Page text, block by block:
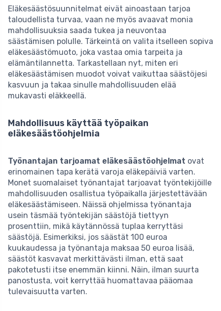
Eläkesäästösuunnitelmat eivät ainoastaan tarjoa
taloudellista turvaa, vaan ne myös avaavat monia
mahdollisuuksia saada tukea ja neuvontaa
säästämisen polulle. Tärkeintä on valita itselleen sopiva
eläkesäästömuoto, joka vastaa omia tarpeita ja
elämäntilannetta. Tarkastellaan nyt, miten eri
eläkesäästämisen muodot voivat vaikuttaa säästöjesi
kasvuun ja takaa sinulle mahdollisuuden elää
mukavasti eläkkeellä.
Mahdollisuus käyttää työpaikan
eläkesäästöohjelmia
Työnantajan tarjoamat eläkesäästöohjelmat ovat
erinomainen tapa kerätä varoja eläkepäiviä varten.
Monet suomalaiset työnantajat tarjoavat työntekijöille
mahdollisuuden osallistua työpaikalla järjestettävään
eläkesäästämiseen. Näissä ohjelmissa työnantaja
usein täsmää työntekijän säästöjä tiettyyn
prosenttiin, mikä käytännössä tuplaa kerryttäsi
säästöjä. Esimerkiksi, jos säästät 100 euroa
kuukaudessa ja työnantaja maksaa 50 euroa lisää,
säästöt kasvavat merkittävästi ilman, että saat
pakotetusti itse enemmän kiinni. Näin, ilman suurta
panostusta, voit kerryttää huomattavaa pääomaa
tulevaisuutta varten.